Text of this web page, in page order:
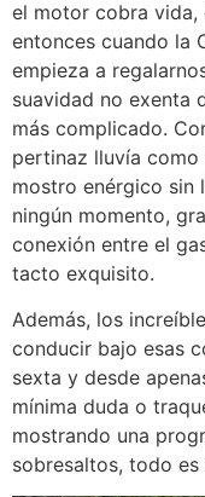
el motor cobra vida,
entonces cuando la
empieza a
suavidad no exenta
más complicado.
pertinaz lluvía
mostro enérgico sin
ningún momento,
conexión entre el
tacto exquisito.
Además, los
conducir bajo esas
sexta y desde
mínima duda o
mostrando una
sobresaltos, todo